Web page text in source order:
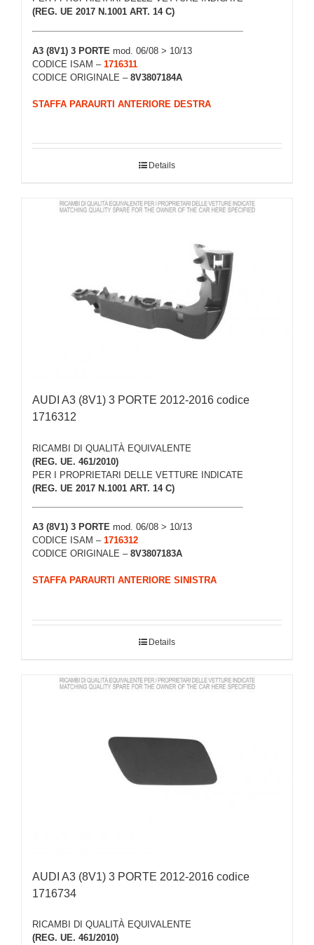
(REG. UE 2017 N.1001 ART. 14 C)
A3 (8V1) 3 PORTE mod. 06/08 > 10/13
CODICE ISAM – 1716311
CODICE ORIGINALE – 8V3807184A
STAFFA PARAURTI ANTERIORE DESTRA
Details
AUDI A3 (8V1) 3 PORTE 2012-2016 codice
1716312
RICAMBI DI QUALITÀ EQUIVALENTE
(REG. UE. 461/2010)
PER I PROPRIETARI DELLE VETTURE INDICATE
(REG. UE 2017 N.1001 ART. 14 C)
A3 (8V1) 3 PORTE mod. 06/08 > 10/13
CODICE ISAM – 1716312
CODICE ORIGINALE – 8V3807183A
STAFFA PARAURTI ANTERIORE SINISTRA
Details
AUDI A3 (8V1) 3 PORTE 2012-2016 codice
1716734
RICAMBI DI QUALITÀ EQUIVALENTE
(REG. UE. 461/2010)